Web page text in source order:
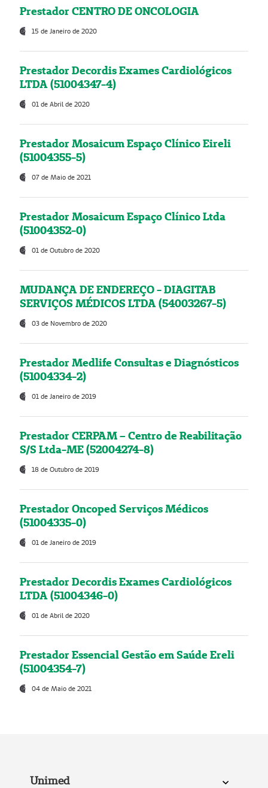
Prestador CENTRO DE ONCOLOGIA
15 de Janeiro de 2020
Prestador Decordis Exames Cardiológicos
LTDA (51004347-4)
01 de Abril de 2020
Prestador Mosaicum Espaço Clínico Eireli
(51004355-5)
07 de Maio de 2021
Prestador Mosaicum Espaço Clínico Ltda
(51004352-0)
01 de Outubro de 2020
MUDANÇA DE ENDEREÇO - DIAGITAB
SERVIÇOS MÉDICOS LTDA (54003267-5)
03 de Novembro de 2020
Prestador Medlife Consultas e Diagnósticos
(51004334-2)
01 de Janeiro de 2019
Prestador CERPAM – Centro de Reabilitação
S/S Ltda-ME (52004274-8)
18 de Outubro de 2019
Prestador Oncoped Serviços Médicos
(51004335-0)
01 de Janeiro de 2019
Prestador Decordis Exames Cardiológicos
LTDA (51004346-0)
01 de Abril de 2020
Prestador Essencial Gestão em Saúde Ereli
(51004354-7)
04 de Maio de 2021
Unimed